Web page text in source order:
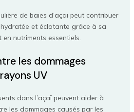
de baies d’açaï peut contribuer
et éclatante grâce à sa
nutriments essentiels.
les dommages
UV
dans l’açaï peuvent aider à
les dommages causés par les